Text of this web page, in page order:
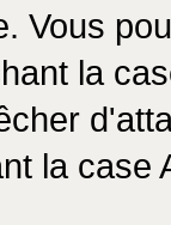
Vous
la
la